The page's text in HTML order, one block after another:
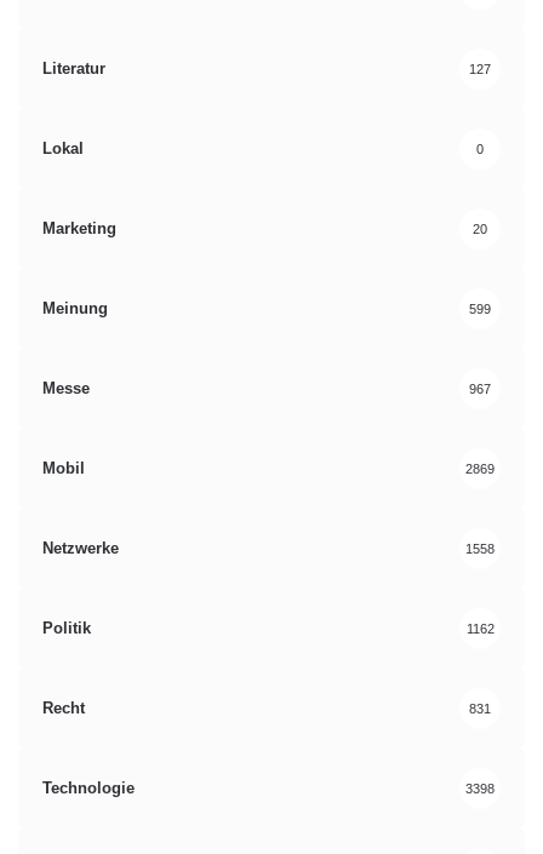
Literatur 127
Lokal 0
Marketing 20
Meinung 599
Messe 967
Mobil 2869
Netzwerke 1558
Politik 1162
Recht 831
Technologie 3398